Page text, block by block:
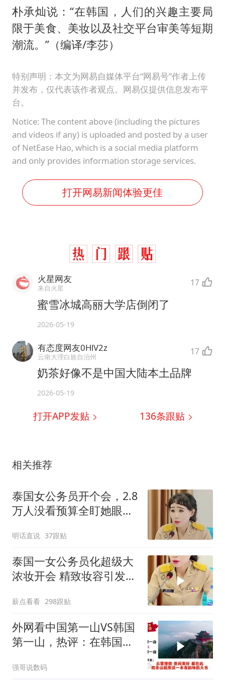
朴承灿说：“在韩国，人们的兴趣主要局
限于美食、美妆以及社交平台审美等短期
潮流。”（编译/李莎）
特别声明：本文为网易自媒体平台“网易号”作者上传
并发布，仅代表该作者观点。网易仅提供信息发布平
台。
Notice: The content above (including the pictures
and videos if any) is uploaded and posted by a user
of NetEase Hao, which is a social media platform
and only provides information storage services.
打开网易新闻体验更佳
火星网友
来自火星 17
蜜雪冰城高丽大学店倒闭了
2026-05-19
有态度网友0HlV2z
云南大理白族自治州 17
奶茶好像不是中国大陆本土品牌
2026-05-19
打开APP发贴 136条跟贴
相关推荐
泰国女公务员开个会，2.8
万人没看预算全盯她眼
批斗会的？
明话直说 37跟贴
泰国一女公务员化超级大
浓妆开会 精致妆容引发争
薪点看看 298跟贴
外网看中国第一山VS韩国
第一山，热评：在韩国土
强哥说数码